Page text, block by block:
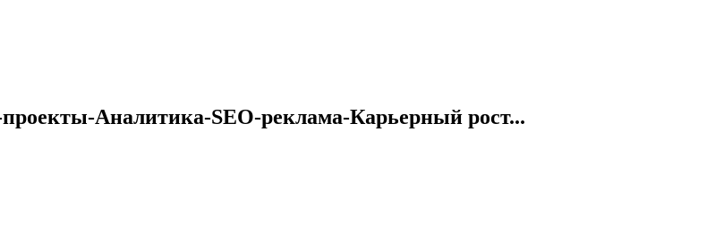
Аналитика-SEO-реклама-Карьерный рост...